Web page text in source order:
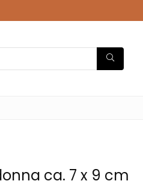
ca. 7 x 9 cm